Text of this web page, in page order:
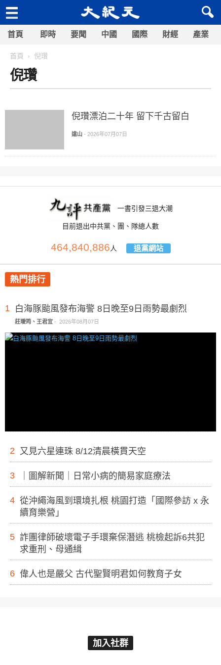
首頁 即時 要聞 中國 國際 財經 產業
首頁 倪瓚
倪瓚
倪瓚漂泊二十年 留下千古留白
遠山 - 2026年07月07日
一書引發三退大潮
目前退出中共黨、團、隊總人數
464,840,886人 退黨網站
熱門排行
1 白海豚颱風發布海警 8日晚至9日雨勢最劇烈
莊璦筠、王君宜 - 2026年08月07日
2 又見六星連珠 8/12清晨橫貫天空
3 ｜圖解新聞｜日常小病的簡易家庭療法
4 從沖繩海風到環境扎根 桃園打造「國際參訪 x 永
續育樂營」
5 詐團律師破壞電子手環棄保潛逃 桃檢起訴6共犯
求重刑、母通緝
6 偉人也是嚴父 古代聖賢明君如何教育子女
加入社群